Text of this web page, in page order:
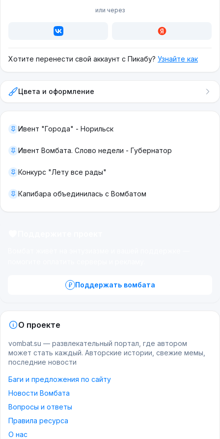
или через
Хотите перенести свой аккаунт с Пикабу? Узнайте как
Цвета и оформление
Ивент "Города" - Норильск
Ивент Вомбата. Слово недели - Губернатор
Конкурс "Лету все рады"
Капибара объединилась с Вомбатом
Поддержать вомбата
О проекте
vombat.su — развлекательный портал, где автором
может стать каждый. Авторские истории, свежие мемы,
последние новости
Баги и предложения по сайту
Новости Вомбата
Вопросы и ответы
Правила ресурса
О нас